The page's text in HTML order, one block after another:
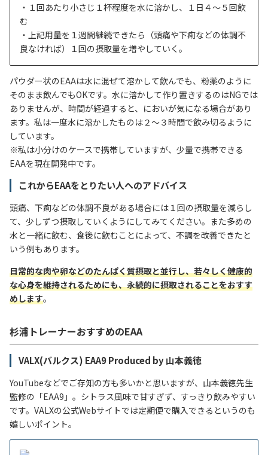
・１回あたり小さじ１杯程度を水に溶かし、１日４〜５回飲
む
・上記用量を１週間継続できたら（頭痛や下痢などの体調不
良なければ）１回の摂取量を増やしていく。
パウダー状のEAAは水に混ぜて溶かして飲んでも、粉薬のように
そのまま飲んでもOKです。水に溶かして作り置きするのはNGでは
ありませんが、時間が経過すると、においが気になる場合があり
ます。私は一度水に溶かしたものは２～３時間で飲み切るように
しています。
※私は小分けのケースで携帯していますが、少量で携帯できる
EAAを現在開発中です。
これからEAAをとりたい人へのアドバイス
頭痛、下痢などの体調不良がある場合には１回の摂取量を減らし
て、少しずつ摂取していくようにしてみてください。また多めの
水と一緒に飲む、食後に飲むことによって、不調を改善できたと
いう例もあります。
日常的な肉や卵などのたんぱく質摂取と並行し、若々しく健康的
な心身を維持されるためにも、永続的に摂取されることをおすす
めします。
杉浦トレーナーおすすめのEAA
VALX(バルクス) EAA9 Produced by 山本義徳
YouTubeなどでご存知の方も多いかと思いますが、山本義徳先生
監修の「EAA9」。シトラス風味で甘すぎず、すっきり飲みやすい
です。VALXの公式Webサイトでは定期便で購入できるというのも
嬉しいポイント。